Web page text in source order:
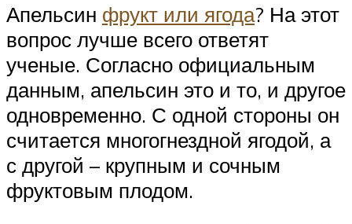
Апельсин фрукт или ягода? На этот
вопрос лучше всего ответят
ученые. Согласно официальным
данным, апельсин это и то, и другое
одновременно. С одной стороны он
считается многогнездной ягодой, а
с другой – крупным и сочным
фруктовым плодом.